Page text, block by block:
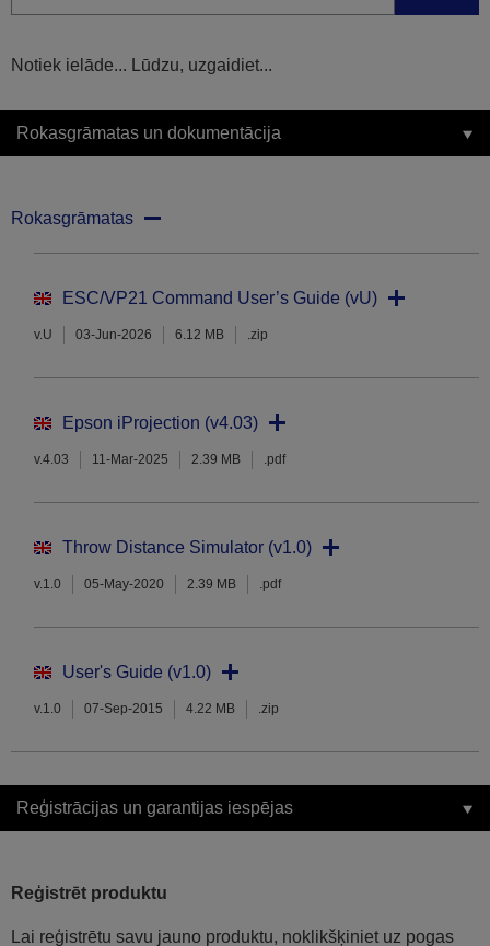
Notiek ielāde... Lūdzu, uzgaidiet...
Rokasgrāmatas un dokumentācija
Rokasgrāmatas
ESC/VP21 Command User’s Guide (vU)
v.U 03-Jun-2026 6.12 MB .zip
Epson iProjection (v4.03)
v.4.03 11-Mar-2025 2.39 MB .pdf
Throw Distance Simulator (v1.0)
v.1.0 05-May-2020 2.39 MB .pdf
User's Guide (v1.0)
v.1.0 07-Sep-2015 4.22 MB .zip
Reģistrācijas un garantijas iespējas
Reģistrēt produktu
Lai reģistrētu savu jauno produktu, noklikšķiniet uz pogas